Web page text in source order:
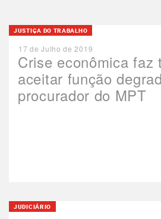
Crise econômica faz
aceitar função
procurador do MPT
JUSTIÇA DO TRABALHO
17 de Julho de 2019
JUDICIÁRIO